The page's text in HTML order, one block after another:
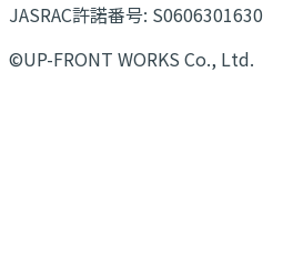
JASRAC許諾番号: S0606301630
©UP-FRONT WORKS Co., Ltd.